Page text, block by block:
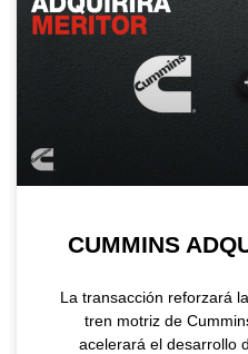
CUMMINS
La transacción reforzará
tren motriz de
acelerará el desarrollo